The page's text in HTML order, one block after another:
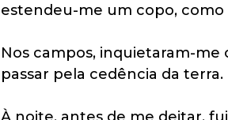
estendeu-me um copo, como
Nos campos, inquietaram-me
passar pela cedência da terra.